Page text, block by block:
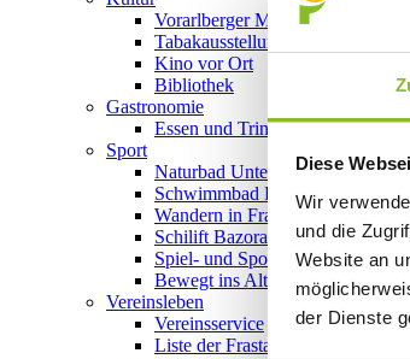
Diese
Wir
und die
Website an
der Dienste
Vorarlberger Museumswelt
Tabakausstellung
Kino vor Ort
Bibliothek
Gastronomie
Essen und Trinken in Frastanz
Sport
Naturbad Untere Au
Schwimmbad Felsenau
Wandern in Frastanz
Schilift Bazora
Spiel- und Sportstätten
Bewegt ins Alter
Vereinsleben
Vereinsservice
Liste der Frastanzer Vereine